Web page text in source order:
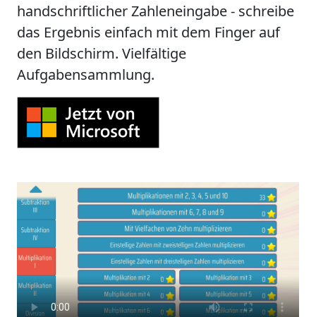
handschriftlicher Zahleneingabe - schreibe
das Ergebnis einfach mit dem Finger auf
den Bildschirm. Vielfältige
Aufgabensammlung.